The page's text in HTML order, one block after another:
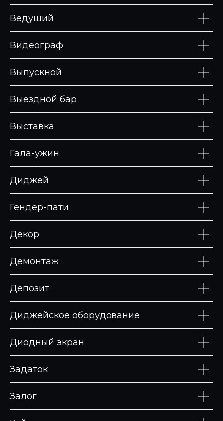
Ведущий
Видеограф
Выпускной
Выездной бар
Выставка
Гала-ужин
Диджей
Гендер-пати
Декор
Демонтаж
Депозит
Диджейское оборудование
Диодный экран
Задаток
Залог